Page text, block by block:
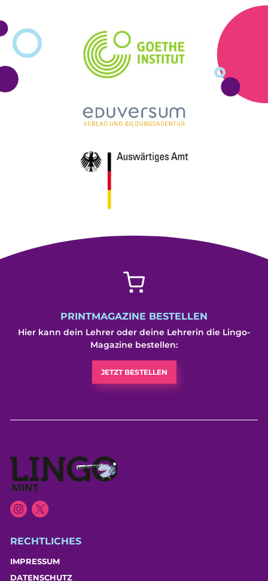
PRINTMAGAZINE BESTELLEN
Hier kann dein Lehrer oder deine Lehrerin die Lingo-
Magazine bestellen:
JETZT BESTELLEN
RECHTLICHES
IMPRESSUM
DATENSCHUTZ